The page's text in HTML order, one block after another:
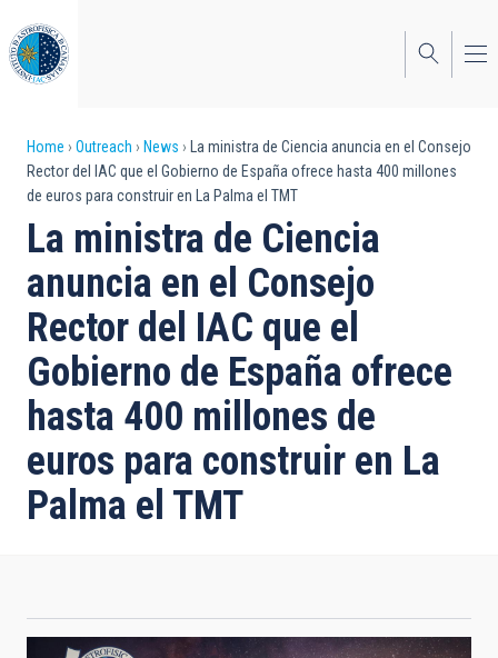
to
main
content
Breadcrumb
Home Outreach News
La ministra de Ciencia anuncia en el Consejo
Rector del IAC que el Gobierno de España ofrece hasta 400 millones
de euros para construir en La Palma el TMT
La ministra de Ciencia
anuncia en el Consejo
Rector del IAC que el
Gobierno de España ofrece
hasta 400 millones de
euros para construir en La
Palma el TMT